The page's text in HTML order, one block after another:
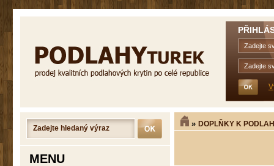
» DOPLŇKY K
MENU